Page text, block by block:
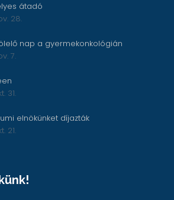
átadó
28.
nap a gyermekonkológián
7.
31.
elnökünket díjazták
21.